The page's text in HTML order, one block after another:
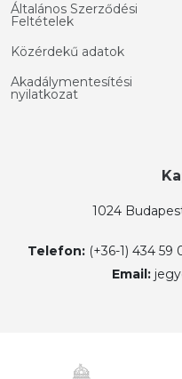
Általános Szerződési
Feltételek
Közérdekű adatok
Akadálymentesítési
nyilatkozat
1024
Telefon: (+36-1) 434
Email: